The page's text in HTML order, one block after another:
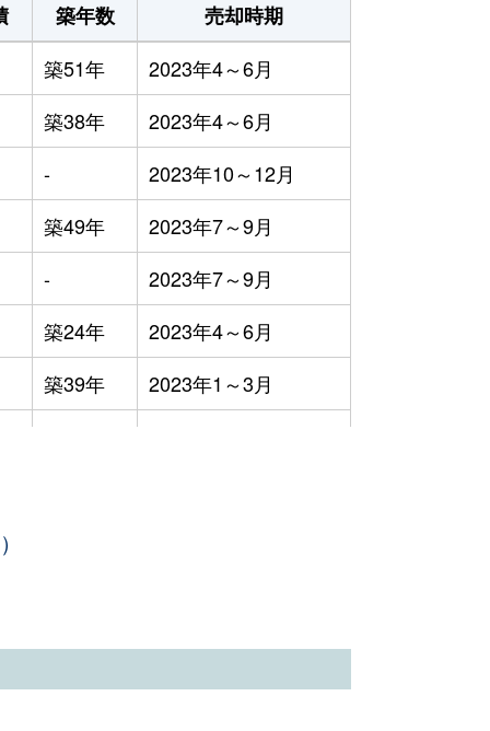
築年数
売却時期
築51年
2023年4～6月
築38年
2023年4～6月
-
2023年10～12月
築49年
2023年7～9月
-
2023年7～9月
築24年
2023年4～6月
築39年
2023年1～3月
築0年
2023年4～6月
築42年
2023年4～6月